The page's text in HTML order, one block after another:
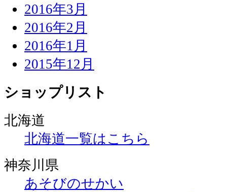
2016年3月
2016年2月
2016年1月
2015年12月
ショップリスト
北海道
北海道一覧はこちら
神奈川県
あそびのせかい